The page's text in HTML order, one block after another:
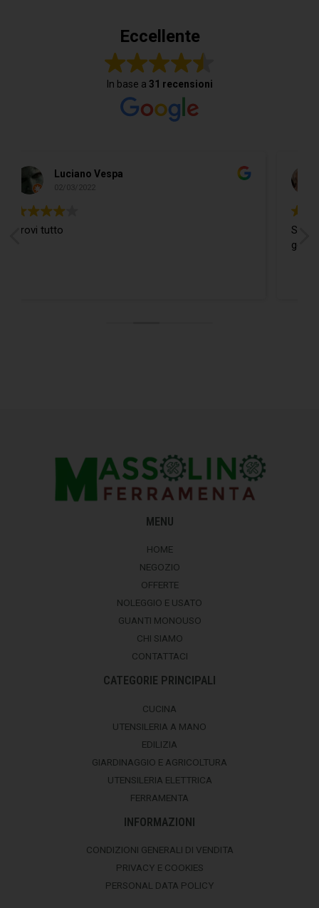
Eccellente
In base a 31 recensioni
Si trova ogni cosa ed in più il
MENU
HOME
NEGOZIO
OFFERTE
NOLEGGIO E USATO
GUANTI MONOUSO
CHI SIAMO
CONTATTACI
CATEGORIE PRINCIPALI
CUCINA
UTENSILERIA A MANO
EDILIZIA
GIARDINAGGIO E AGRICOLTURA
UTENSILERIA ELETTRICA
FERRAMENTA
INFORMAZIONI
CONDIZIONI GENERALI DI VENDITA
PRIVACY E COOKIES
PERSONAL DATA POLICY